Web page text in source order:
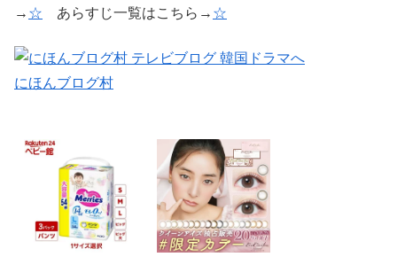
→ ☆ あらすじ一覧はこちら→ ☆
にほんブログ村